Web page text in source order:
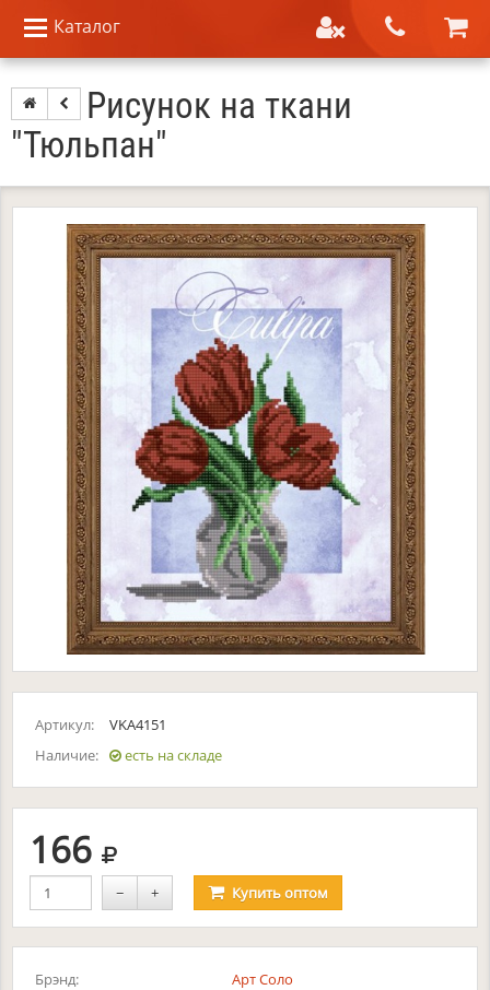
Каталог
Рисунок на ткани
"Тюльпан"
Артикул:
VKA4151
Наличие:
есть на складе
166 руб.
− + Купитьоптом
Брэнд:
Арт Соло